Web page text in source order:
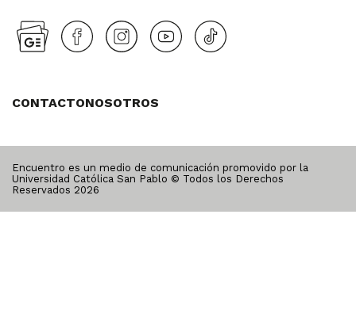
CONTACTONOSOTROS
Encuentro es un medio de comunicación promovido por la
Universidad Católica San Pablo © Todos los Derechos
Reservados 2026